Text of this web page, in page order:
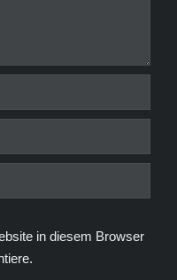
in diesem Browser